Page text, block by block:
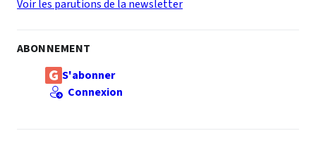
Voir les parutions de la newsletter
ABONNEMENT
S'abonner
Connexion